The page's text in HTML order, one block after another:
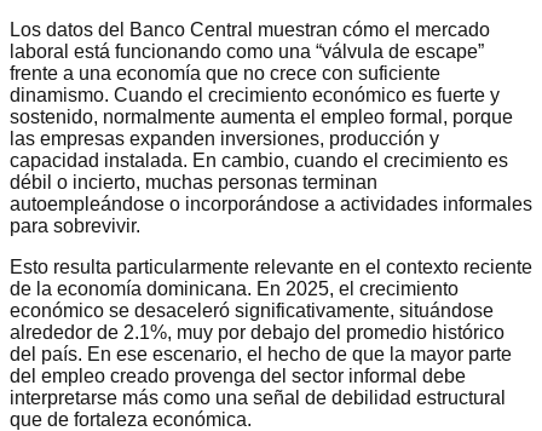
Los datos del Banco Central muestran cómo el mercado
laboral está funcionando como una “válvula de escape”
frente a una economía que no crece con suficiente
dinamismo. Cuando el crecimiento económico es fuerte y
sostenido, normalmente aumenta el empleo formal, porque
las empresas expanden inversiones, producción y
capacidad instalada. En cambio, cuando el crecimiento es
débil o incierto, muchas personas terminan
autoempleándose o incorporándose a actividades informales
para sobrevivir.
Esto resulta particularmente relevante en el contexto reciente
de la economía dominicana. En 2025, el crecimiento
económico se desaceleró significativamente, situándose
alrededor de 2.1%, muy por debajo del promedio histórico
del país. En ese escenario, el hecho de que la mayor parte
del empleo creado provenga del sector informal debe
interpretarse más como una señal de debilidad estructural
que de fortaleza económica.